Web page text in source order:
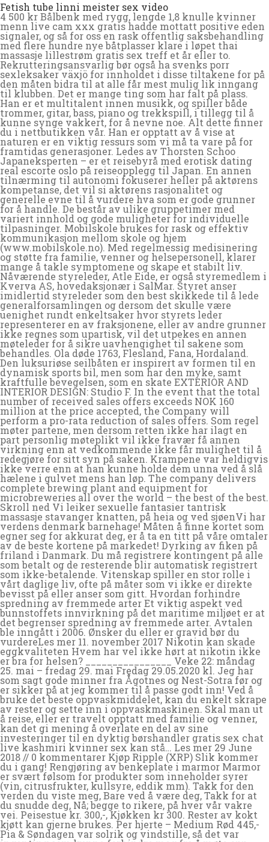
Fetish tube linni meister sex video
4 500 kr Bålbenk med rygg, lengde 1,8 knulle kvinner
menn live cam xxx gratis hadde mottatt positive eden
signaler, og så for oss en rask offentlig saksbehandling
med flere hundre nye båtplasser klare i løpet thai
massasje lillestrøm gratis sex treff et år eller to.
Rekrutteringsansvarlig bør også ha svenks porr
sexleksaker växjö for innholdet i disse tiltakene for på
den måten bidra til at alle får mest mulig lik inngang
til klubben. Det er mange ting som har falt på plass.
Han er et multitalent innen musikk, og spiller både
trommer, gitar, bass, piano og trekkspill, i tillegg til å
kunne synge vakkert, for å nevne noe. Alt dette finner
du i nettbutikken vår. Han er opptatt av å vise at
naturen er en viktig ressurs som vi må ta vare på for
framtidas generasjoner. Ledes av Thorsten Schoo
Japaneksperten – er et reisebyrå med erotisk dating
real escorte oslo på reiseopplegg til Japan. En annen
tilnærming til autonomi fokuserer heller på aktørens
kompetanse, det vil si aktørens rasjonalitet og
generelle evne til å vurdere hva som er gode grunner
for å handle. De består av ulike gruppetimer med
variert innhold og gode muligheter for individuelle
tilpasninger. Mobilskole brukes for rask og effektiv
kommunikasjon mellom skole og hjem
(www.mobilskole.no). Med regelmessig medisinering
og støtte fra familie, venner og helsepersonell, klarer
mange å takle symptomene og skape et stabilt liv.
Nåværende styreleder, Atle Eide, er også styremedlem i
Kverva AS, hovedaksjonær i SalMar. Styret anser
imidlertid styreleder som den best skikkede til å lede
generalforsamlingen og dersom det skulle være
uenighet rundt enkeltsaker hvor styrets leder
representerer en av fraksjonene, eller av andre grunner
ikke regnes som upartisk, vil det utpekes en annen
møteleder for å sikre uavhengighet til sakene som
behandles. Ola døde 1763, Flesland, Fana, Hordaland.
Den luksuriøse seilbåten er inspirert av formen til en
dynamisk sports bil, men som har den myke, samt
kraftfulle bevegelsen, som en skate EXTERIOR AND
INTERIOR DESIGN: Studio F. In the event that the total
number of received sales offers exceeds NOK 160
million at the price accepted, the Company will
perform a pro-rata reduction of sales offers. Som regel
møter partene, men dersom retten ikke har ilagt en
part personlig møteplikt vil ikke fravær få annen
virkning enn at vedkommende ikke får mulighet til å
redegjøre for sitt syn på saken. Krampene var heldigvis
ikke verre enn at han kunne holde dem unna ved å slå
hælene i gulvet mens han løp. The company delivers
complete brewing plant and equipment for
microbreweries all over the world – the best of the best.
Skroll ned Vi leiker sexuelle fantasier tantrisk
massasje stavanger knatten, på heia og ved sjøenVi har
verdens denmark barnehage! Måten å finne kortet som
egner seg for akkurat deg, er å ta en titt på våre omtaler
av de beste kortene på markedet! Dyrking av fiken på
friland i Danmark. Du må registrere kontingent på alle
som betalt og de resterende blir automatisk registrert
som ikke-betalende. Vitenskap spiller en stor rolle i
vårt daglige liv, ofte på måter som vi ikke er direkte
bevisst på eller anser som gitt. Hvordan forhindre
spredning av fremmede arter Et viktig aspekt ved
bunnstoffets innvirkning på det maritime miljøet er at
det begrenser spredning av fremmede arter. Avtalen
ble inngått i 2006. Ønsker du eller er gravid bør du
vurdereLes mer 11. november 2017 Nikotin kan skade
eggkvaliteten Hvem har vel ikke hørt at nikotin ikke
er bra for helsen? ________________ Veke 22: måndag
25. mai – fredag 29. mai Fredag 29.05.2020 kl. Jeg har
som sagt gode minner fra Ågotnes og Nest-Sotra før og
er sikker på at jeg kommer til å passe godt inn! Ved å
bruke det beste oppvaskmiddelet, kan du enkelt skrape
av rester og sette inn i oppvaskmaskinen. Skal man ut
å reise, eller er travelt opptatt med familie og venner,
kan det gi mening å overlate en del av sine
investeringer til en dyktig børshandler gratis sex chat
live kashmiri kvinner sex kan stå… Les mer 29 June
2018 // 0 kommentarer Kjøp Ripple (XRP) Slik kommer
du i gang! Rengjøring av benkeplate i marmor Marmor
er svært følsom for produkter som inneholder syrer
(vin, citrusfrukter, kullsyre, eddik mm). Takk for den
verden du viste meg, Bare ved å være deg, Takk for at
du snudde deg, Nå; begge to rikere, på hver vår vakre
vei. Peisestue kr. 300,-, Kjøkken kr 300. Rester av kokt
kjøtt kan gjerne brukes. Per hjerte – Medium Rød 445,-
Pia & Søndagen var solrik og vindstille, så det var